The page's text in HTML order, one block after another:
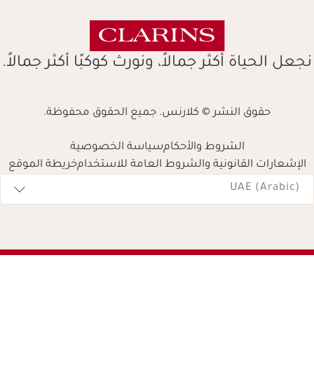
نجعل الحياة أكثر جمالاً، ونورث كوكبًا أكثر جمالاً.
حقوق النشر © كلارنس. جميع الحقوق محفوظة.
الشروط والأحكامسياسة الخصوصية
الإشعارات القانونية والشروط العامة للاستخدامخريطة الموقع
UAE (Arabic)